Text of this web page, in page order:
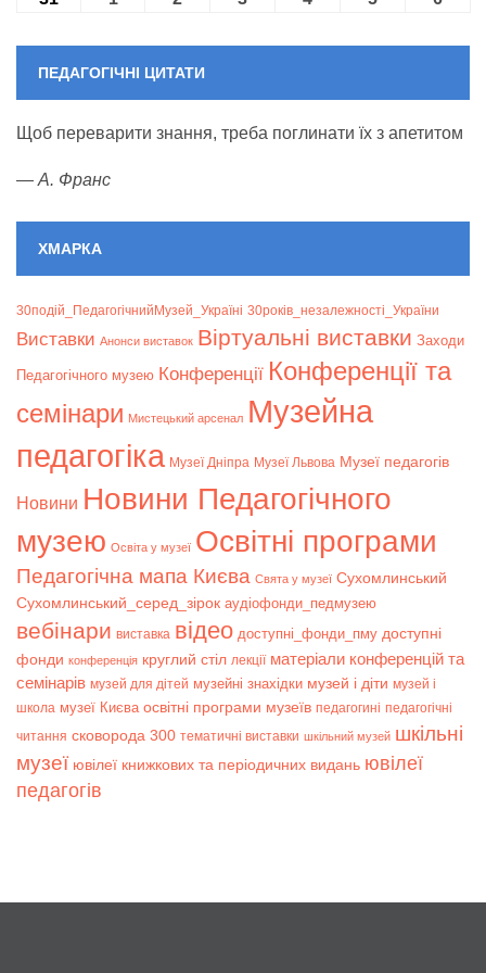
ПЕДАГОГІЧНІ ЦИТАТИ
Щоб переварити знання, треба поглинати їх з апетитом
— А. Франс
ХМАРКА
30подій_ПедагогічнийМузей_Україні 30років_незалежності_України
Bиставки Анонси виставок Віртуальні виставки Заходи
Педагогічного музею Конференції Конференції та
семінари Мистецький арсенал Музейна
педагогіка Музеї Дніпра Музеї Львова Музеї педагогів
Новини Новини Педагогічного
музею Освіта у музеї Освітні програми
Педагогічна мапа Києва Свята у музеї Сухомлинський
Сухомлинський_серед_зірок аудіофонди_педмузею
вебінари виставка відео доступні_фонди_пму доступні
фонди конференція круглий стіл лекції матеріали конференцій та
семінарів музей для дітей музейні знахідки музей і діти музей і
школа музеї Києва освітні програми музеїв педагогині педагогічні
читання сковорода 300 тематичні виставки шкільний музей шкільні
музеї ювілеї книжкових та періодичних видань ювілеї
педагогів